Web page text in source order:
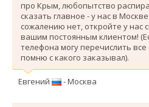
про Крым, любопытство
сказать главное - у нас в
сожалению нет, откройте у нас
вашим постоянным клиентом!
телефона могу перечислить
помню с какого заказывал).
Евгений - Москва